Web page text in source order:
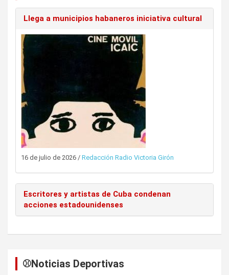
Llega a municipios habaneros iniciativa cultural
16 de julio de 2026 / Redacción Radio Victoria Girón
Escritores y artistas de Cuba condenan
acciones estadounidenses
⚾️Noticias Deportivas